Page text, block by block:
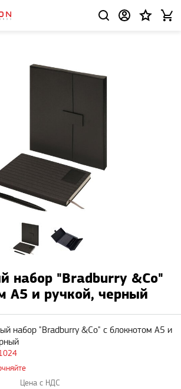
набор "Bradburry &Co"
А5 и ручкой, черный
набор "Bradburry &Co" с блокнотом А5 и